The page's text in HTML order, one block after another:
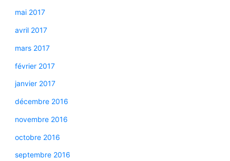
mai 2017
avril 2017
mars 2017
février 2017
janvier 2017
décembre 2016
novembre 2016
octobre 2016
septembre 2016